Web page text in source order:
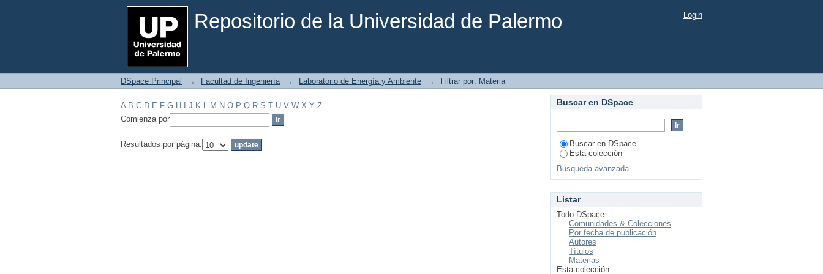
Repositorio de la Universidad de Palermo
Filtrar por: Materia Login
DSpace Principal → Facultad de Ingeniería → Laboratorio de Energía y Ambiente → Filtrar por: Materia
A B C D E F G H J K L M N O P Q R S T U V W X Y Z
Comienza por
Resultados por página:
Buscar en DSpace
Buscar en DSpace
Esta colección
Búsqueda avanzada
Listar
Todo DSpace
Comunidades & Colecciones
Por fecha de publicación
Autores
Títulos
Materias
Esta colección